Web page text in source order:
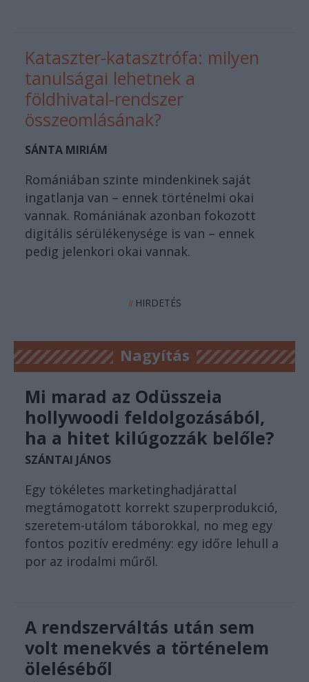
Kataszter-katasztrófa: milyen
tanulságai lehetnek a
földhivatal-rendszer
összeomlásának?
SÁNTA MIRIÁM
Romániában szinte mindenkinek saját
ingatlanja van – ennek történelmi okai
vannak. Romániának azonban fokozott
digitális sérülékenysége is van – ennek
pedig jelenkori okai vannak.
//HIRDETÉS
Nagyítás
Mi marad az Odüsszeia
hollywoodi feldolgozásából,
ha a hitet kilúgozzák belőle?
SZÁNTAI JÁNOS
Egy tökéletes marketinghadjárattal
megtámogatott korrekt szuperprodukció,
szeretem-utálom táborokkal, no meg egy
fontos pozitív eredmény: egy időre lehull a
por az irodalmi műről.
A rendszerváltás után sem
volt menekvés a történelem
öleléséből